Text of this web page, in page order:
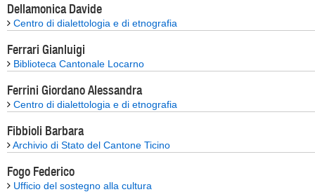
Dellamonica Davide
Centro di dialettologia e di etnografia
Ferrari Gianluigi
Biblioteca Cantonale Locarno
Ferrini Giordano Alessandra
Centro di dialettologia e di etnografia
Fibbioli Barbara
Archivio di Stato del Cantone Ticino
Fogo Federico
Ufficio del sostegno alla cultura